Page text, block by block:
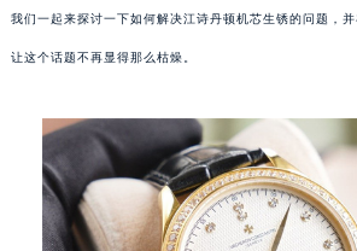
我们一起来探讨一下如何解决江诗丹顿机芯生锈的问题，
让这个话题不再显得那么枯燥。